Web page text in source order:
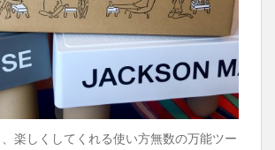
楽しくしてくれる使い方無数の万能ツー